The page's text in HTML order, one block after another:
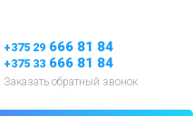
+375 29 666 81 84
+375 33 666 81 84
Заказать обратный звонок